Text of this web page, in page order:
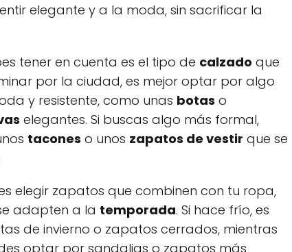
elegante y a la moda, sin sacrificar la
tener en cuenta es el tipo de calzado que
por la ciudad, es mejor optar por algo
y resistente, como unas botas o
elegantes. Si buscas algo más formal,
tacones o unos zapatos de vestir que se
elegir zapatos que combinen con tu ropa,
adapten a la temporada. Si hace frío, es
de invierno o zapatos cerrados, mientras
optar por sandalias o zapatos más